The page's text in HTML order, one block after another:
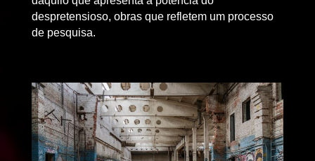
despretensioso, obras que refletem um processo
de pesquisa.